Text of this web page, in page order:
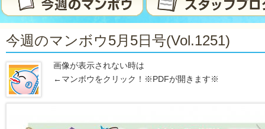
今週のマンボウ5月5日号(vol.1251)
画像が表示されない時は
←マンボウをクリック！※PDFが開きます※